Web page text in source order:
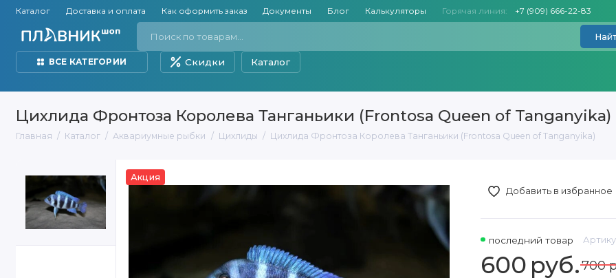
Каталог Доставка и оплата Как оформить заказ Документы Блог Калькуляторы Горячая линия: +7 (909) 666-22-83
ВСЕ КАТЕГОРИИ Скидки Каталог
Цихлида Фронтоза Королева Танганьики (Frontosa Queen of Tanganyika)
Главная Каталог Аквариумные рыбки Цихлиды Цихлида Фронтоза Королева Танганьики (Frontosa Queen of Tanganyika)
Акция
Добавить в избранное
последний товар
600 руб.700